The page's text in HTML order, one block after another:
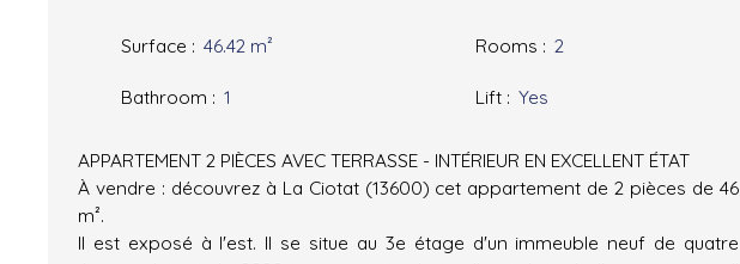
Surface : 46.42 m² Rooms : 2
Bathroom : 1 Lift : Yes
APPARTEMENT 2 PIÈCES AVEC TERRASSE - INTÉRIEUR EN EXCELLENT ÉTAT
À vendre : découvrez à La Ciotat (13600) cet appartement de 2 pièces de 46
m².
Il est exposé à l'est. Il se situe au 3e étage d'un immeuble neuf de quatre